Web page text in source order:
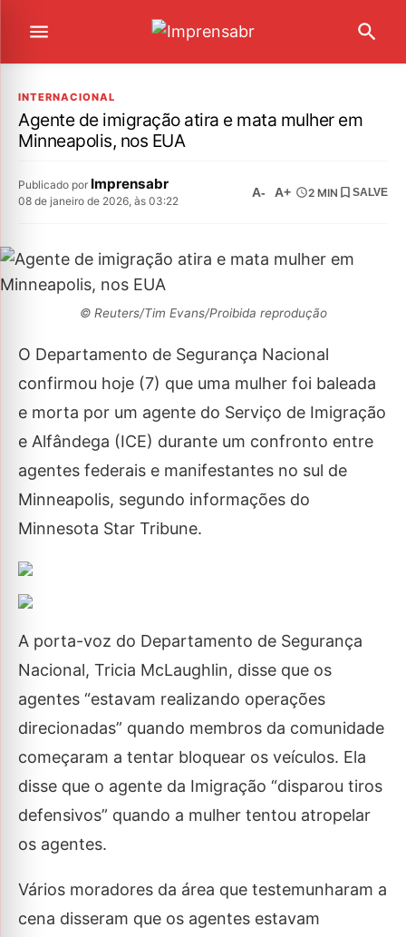
INTERNACIONAL
Agente de imigração atira e mata mulher em
Minneapolis, nos EUA
Publicado por Imprensabr
08 de janeiro de 2026, às 03:22
A- A+ 2 MIN SALVE
© Reuters/Tim Evans/Proibida reprodução
O Departamento de Segurança Nacional
confirmou hoje (7) que uma mulher foi baleada
e morta por um agente do Serviço de Imigração
e Alfândega (ICE) durante um confronto entre
agentes federais e manifestantes no sul de
Minneapolis, segundo informações do
Minnesota Star Tribune.
A porta-voz do Departamento de Segurança
Nacional, Tricia McLaughlin, disse que os
agentes “estavam realizando operações
direcionadas” quando membros da comunidade
começaram a tentar bloquear os veículos. Ela
disse que o agente da Imigração “disparou tiros
defensivos” quando a mulher tentou atropelar
os agentes.
Vários moradores da área que testemunharam a
cena disseram que os agentes estavam